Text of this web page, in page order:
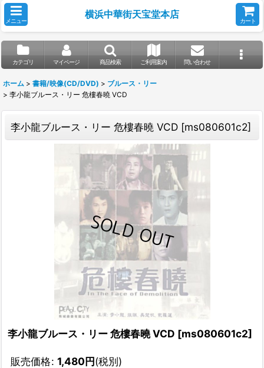
メニュー
横浜中華街天宝堂本店
カート
カテゴリ マイページ 商品検索 ご利用案内 問い合わせ
ホーム > 書籍/映像(CD/DVD) > ブルース・リー
> 李小龍ブルース・リー 危樓春曉 VCD
李小龍ブルース・リー 危樓春曉 VCD [ms080601c2]
李小龍ブルース・リー 危樓春曉 VCD [ms080601c2]
販売価格: 1,480円(税別)